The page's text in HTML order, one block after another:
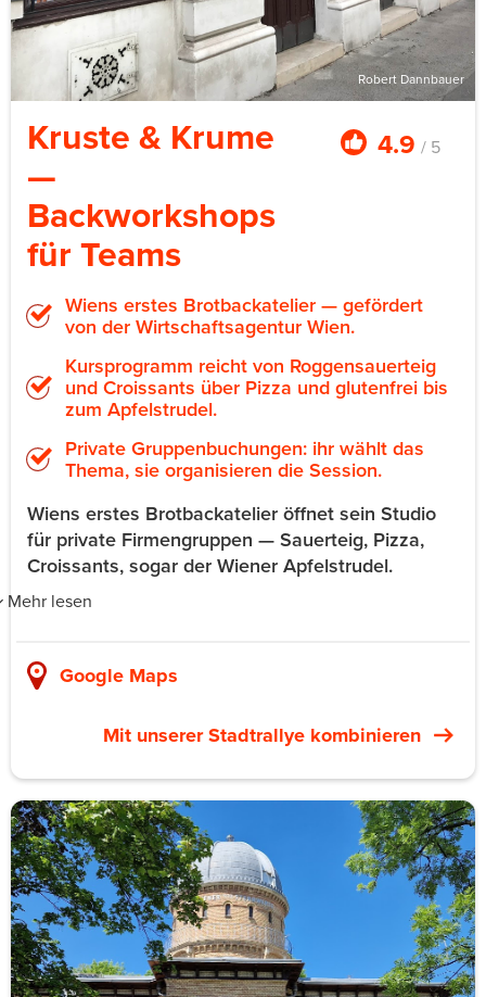
Robert Dannbauer
Kruste & Krume
—
Backworkshops
für Teams
4.9 / 5
Wiens erstes Brotbackatelier — gefördert
von der Wirtschaftsagentur Wien.
Kursprogramm reicht von Roggensauerteig
und Croissants über Pizza und glutenfrei bis
zum Apfelstrudel.
Private Gruppenbuchungen: ihr wählt das
Thema, sie organisieren die Session.
Wiens erstes Brotbackatelier öffnet sein Studio
für private Firmengruppen — Sauerteig, Pizza,
Croissants, sogar der Wiener Apfelstrudel.
Mehr lesen
der Heumühlgasse 3/1 im 4. Bezirk. Das offene
Kursprogramm reicht von Roggensauerteig und
italienische Focaccia, glutenfreies Backen bis zum
öffnen sie dasselbe Atelier exklusiv — ihr wählt das
Thema, sie organisieren den Termin.
Für Teams funktioniert das, weil Backen eines der
wenigen Handwerke ist, bei denen die Wissenschaft
dahinter Spaß macht. Der Teig geht in seinem eigenen
Tempo, alle haben gemeinsam etwas zu tun.
Handsemmeln zu schleifen ist anspruchsvoller als
gedacht. Das Mitnahme-Resultat ist echt: Jede:r geht mit
eigenem Brot, Gebäck oder Strudel nach Hause.
Google Maps
Mit unserer Stadtrallye kombinieren